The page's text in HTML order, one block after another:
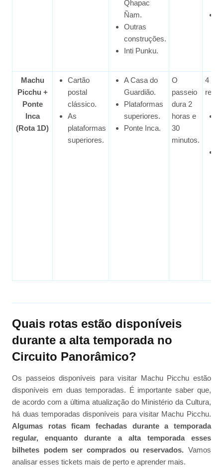
Qhapac
Ñam.
Outras
construções.
Inti Punku.
Machu
Picchu +
Ponte
Inca
(Rota 1D)
Cartão
postal
clássico.
As
plataformas
superiores.
A Casa do
Guardião.
Plataformas
superiores.
Ponte Inca.
O
passeio
dura 2
horas e
30
minutos.
4
Quais rotas estão disponíveis
durante a alta temporada no
Circuito Panorâmico?
Os passeios disponíveis para visitar Machu Picchu estão
disponíveis em duas temporadas. É importante saber que,
de acordo com a última atualização do Ministério da Cultura,
há duas temporadas disponíveis para visitar Machu Picchu.
Algumas rotas ficam fechadas durante a temporada
regular, enquanto durante a alta temporada esses
bilhetes podem ser comprados ou reservados. Vamos
analisar esses tickets mais de perto e aprender mais.